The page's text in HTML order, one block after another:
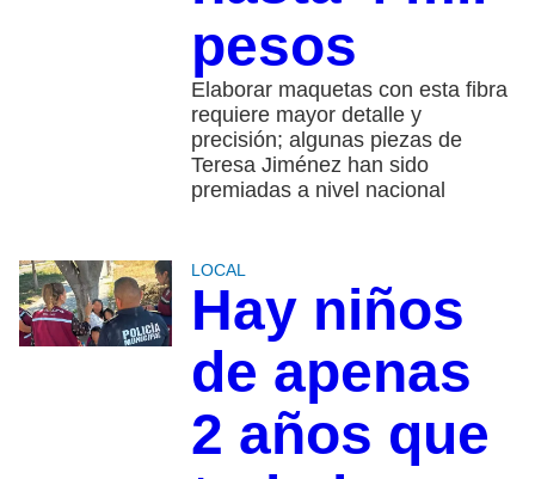
pesos
Elaborar maquetas con esta fibra
requiere mayor detalle y
precisión; algunas piezas de
Teresa Jiménez han sido
premiadas a nivel nacional
LOCAL
Hay niños
de apenas
2 años que